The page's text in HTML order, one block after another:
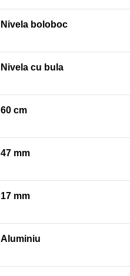
Nivela boloboc
Nivela cu bula
60 cm
47 mm
17 mm
Aluminiu